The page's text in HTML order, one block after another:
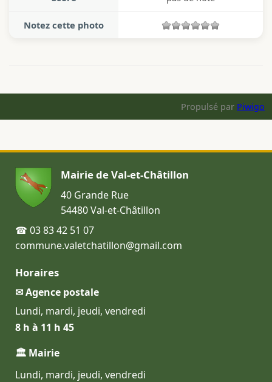
Notez cette photo
Propulsé par Piwigo
Mairie de Val-et-Châtillon
40 Grande Rue
54480 Val-et-Châtillon
☎ 03 83 42 51 07
commune.valetchatillon@gmail.com
Horaires
✉ Agence postale
Lundi, mardi, jeudi, vendredi
8 h à 11 h 45
🏛 Mairie
Lundi, mardi, jeudi, vendredi